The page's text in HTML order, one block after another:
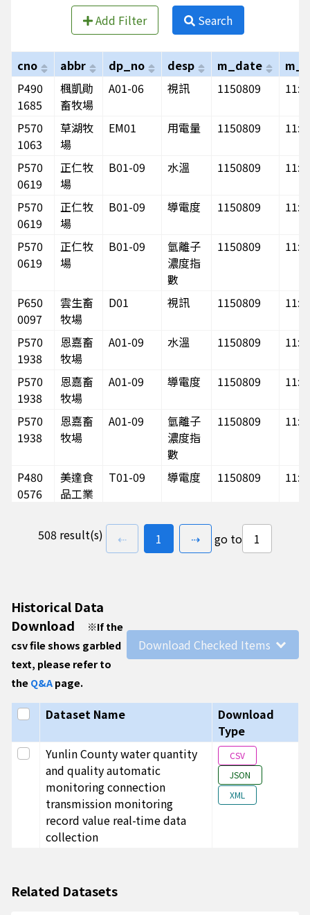
Add Filter Search
cno abbr dp_no desp m_date
P490
1685
楓凱勛
畜牧場
A01-06 視訊 1150809
P570
1063
草湖牧
場
EM01 用電量 1150809
P570
0619
正仁牧
場
B01-09 水溫 1150809
P570
0619
正仁牧
場
B01-09 導電度 1150809
P570
0619
正仁牧
場
B01-09
氫離子
濃度指
數
1150809
P650
0097
雲生畜
牧場
D01 視訊 1150809
P570
1938
恩嘉畜
牧場
A01-09 水溫 1150809
P570
1938
恩嘉畜
牧場
A01-09 導電度 1150809
P570
1938
恩嘉畜
牧場
A01-09
氫離子
濃度指
數
1150809
P480
0576
美達食
品工業
限公司
土庫工
T01-09 導電度 1150809
0576
品工業
股份有
限公司
土庫工
廠
P480
0576
美達食
品工業
股份有
限公司
土庫工
廠
濃度指
草湖牧
場
T01-08 1150809
國地水
限公司
第二廠
508 result(s) ⇠previous page
go to
1 page(s)
⇢next page
go to
Historical Data
Download
※If the
csv file shows garbled
text, please refer to
theQ&Apage.
Download Checked Items
Select all
Dataset Name
Download
Type
Select this row
Yunlin County water quantity
and quality automatic
monitoring connection
transmission monitoring
record value real-time data
collection
CSV
JSON
XML
Related Datasets